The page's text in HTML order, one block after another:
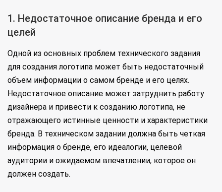
1. Недостаточное описание бренда и его
целей
Одной из основных проблем технического задания
для создания логотипа может быть недостаточный
объем информации о самом бренде и его целях.
Недостаточное описание может затруднить работу
дизайнера и привести к созданию логотипа, не
отражающего истинные ценности и характеристики
бренда. В техническом задании должна быть четкая
информация о бренде, его идеалогии, целевой
аудитории и ожидаемом впечатлении, которое он
должен создать.